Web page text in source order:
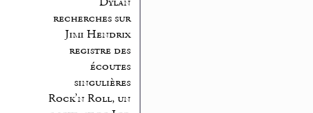
recherches sur
Jimi Hendrix
registre des
écoutes
singulières
Rock’n Roll, un